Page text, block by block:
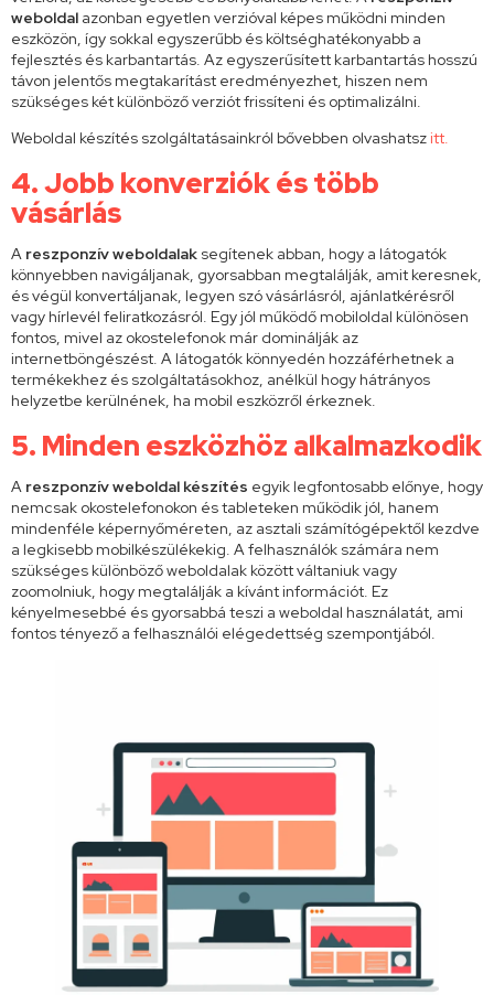
weboldal azonban egyetlen verzióval képes működni minden
eszközön, így sokkal egyszerűbb és költséghatékonyabb a
fejlesztés és karbantartás. Az egyszerűsített karbantartás hosszú
távon jelentős megtakarítást eredményezhet, hiszen nem
szükséges két különböző verziót frissíteni és optimalizálni.
Weboldal készítés szolgáltatásainkról bővebben olvashatszitt.
4. Jobb konverziók és több
vásárlás
A reszponzív weboldalak segítenek abban, hogy a látogatók
könnyebben navigáljanak, gyorsabban megtalálják, amit keresnek,
és végül konvertáljanak, legyen szó vásárlásról, ajánlatkérésről
vagy hírlevél feliratkozásról. Egy jól működő mobiloldal különösen
fontos, mivel az okostelefonok már dominálják az
internetböngészést. A látogatók könnyedén hozzáférhetnek a
termékekhez és szolgáltatásokhoz, anélkül hogy hátrányos
helyzetbe kerülnének, ha mobil eszközről érkeznek.
5. Minden eszközhöz alkalmazkodik
A reszponzív weboldal készítés egyik legfontosabb előnye, hogy
nemcsak okostelefonokon és tableteken működik jól, hanem
mindenféle képernyőméreten, az asztali számítógépektől kezdve
a legkisebb mobilkészülékekig. A felhasználók számára nem
szükséges különböző weboldalak között váltaniuk vagy
zoomolniuk, hogy megtalálják a kívánt információt. Ez
kényelmesebbé és gyorsabbá teszi a weboldal használatát, ami
fontos tényező a felhasználói elégedettség szempontjából.